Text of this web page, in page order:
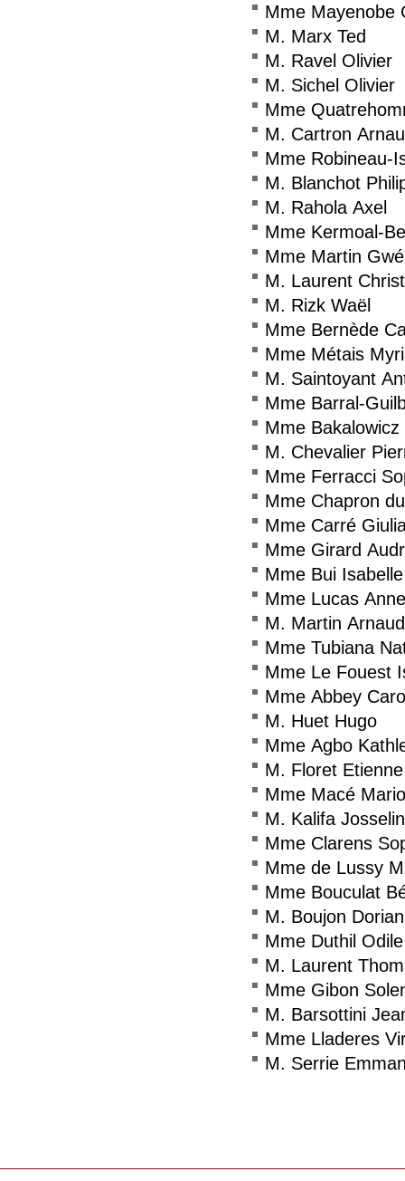
Mme Mayenobe
M. Marx Ted
M. Ravel Olivier
M. Sichel Olivier
Mme
M. Cartron
Mme Robineau-
M. Blanchot
M. Rahola Axel
Mme Kermoal-
Mme Martin
M. Laurent
M. Rizk Waël
Mme Bernède
Mme Métais
M. Saintoyant
Mme Barral-
Mme
M. Chevalier
Mme Ferracci
Mme Chapron
Mme Carré
Mme Girard
Mme Bui Isabelle
Mme Lucas
M. Martin Arnaud
Mme Tubiana
Mme Le Fouest
Mme Abbey
M. Huet Hugo
Mme Agbo
M. Floret Etienne
Mme Macé
M. Kalifa Josselin
Mme Clarens
Mme de Lussy
Mme Bouculat
M. Boujon Dorian
Mme Duthil Odile
M. Laurent
Mme Gibon
M. Barsottini
Mme Lladeres
M. Serrie